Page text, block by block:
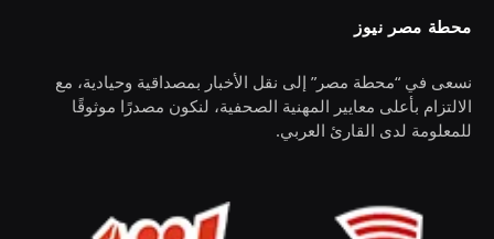
محطة مصر نيوز
نسعى في “محطة مصر” إلى نقل الأخبار بمصداقية وحيادية، مع
الالتزام بأعلى معايير المهنية الصحفية، لنكون مصدرًا موثوقًا
للمعلومة لدى القارئ العربي.